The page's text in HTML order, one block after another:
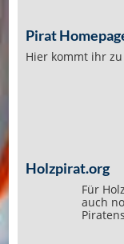
Pirat
Hier kommt ihr
Holzpirat.org
Für
auch